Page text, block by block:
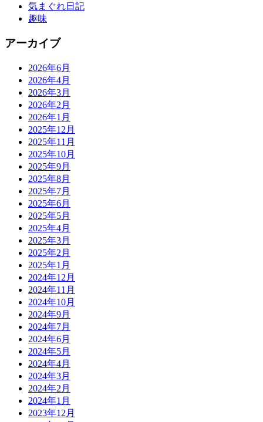
気まぐれ日記
趣味
アーカイブ
2026年6月
2026年4月
2026年3月
2026年2月
2026年1月
2025年12月
2025年11月
2025年10月
2025年9月
2025年8月
2025年7月
2025年6月
2025年5月
2025年4月
2025年3月
2025年2月
2025年1月
2024年12月
2024年11月
2024年10月
2024年9月
2024年7月
2024年6月
2024年5月
2024年4月
2024年3月
2024年2月
2024年1月
2023年12月